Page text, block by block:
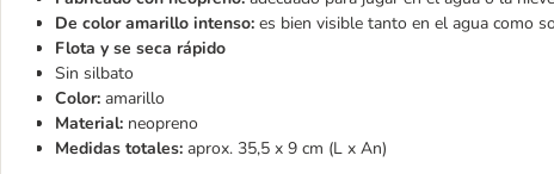
De color amarillo intenso: es bien visible tanto en el agua como
Flota y se seca rápido
Sin silbato
Color: amarillo
Material: neopreno
Medidas totales: aprox. 35,5 x 9 cm (L x An)